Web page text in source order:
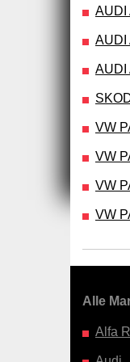
AUDI
AUDI
AUDI
VW
VW
VW
VW
Alle
Alfa